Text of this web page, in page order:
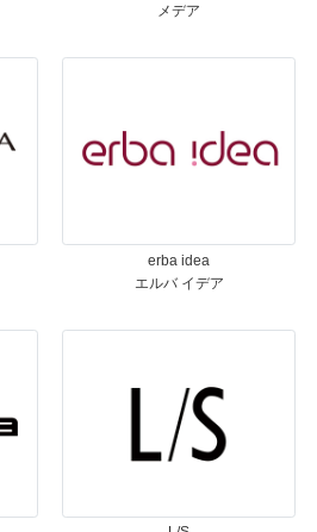
メデア
erba idea
エルバ イデア